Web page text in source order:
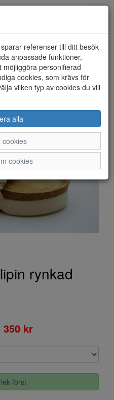
rynkad
350 kr
först
referenser till ditt besök
anpassade funktioner,
personifierad
cookies, som krävs för
vilken typ av cookies du vill
alla
cookies
cookies